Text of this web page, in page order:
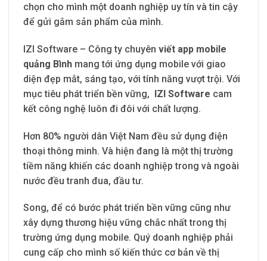
chọn cho mình một doanh nghiệp uy tín và tin cậy
để gửi gắm sản phẩm của mình.
IZI Software – Công ty chuyên viết app mobile
quảng Bình mang tới ứng dụng mobile với giao
diện đẹp mắt, sáng tạo, với tính năng vượt trội. Với
mục tiêu phát triển bền vững, IZI Software cam
kết công nghệ luôn đi đôi với chất lượng.
Hơn 80% người dân Việt Nam đều sử dụng điện
thoại thông minh. Và hiện đang là một thị trường
tiềm năng khiến các doanh nghiệp trong và ngoài
nước đều tranh đua, đầu tư.
Song, để có bước phát triển bền vững cũng như
xây dựng thương hiệu vững chắc nhất trong thị
trường ứng dụng mobile. Quý doanh nghiệp phải
cung cấp cho mình số kiến thức cơ bản về thị